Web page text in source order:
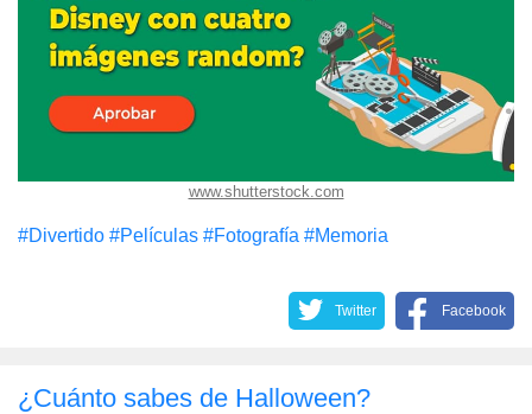
www.shutterstock.com
#Divertido #Películas #Fotografía #Memoria
Twitter Facebook
¿Cuánto sabes de Halloween?